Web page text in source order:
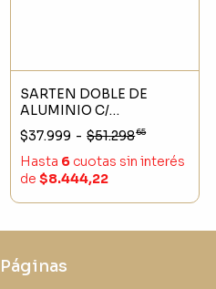
SARTEN DOBLE DE
ALUMINIO C/
ANTHIADERENTE 24CM
$37.999 - $51.29865
Hasta 6 cuotas sin interés
de$8.444,22
Páginas